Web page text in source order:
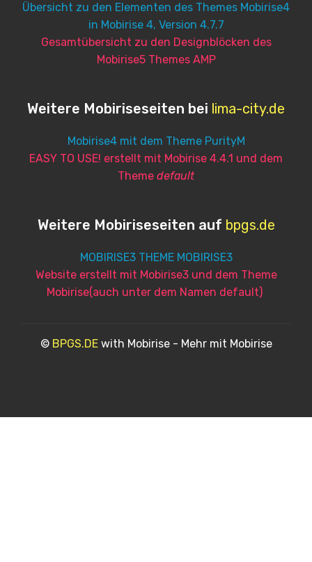
Übersicht zu den Elementen des Themes Mobirise4
in Mobirise 4, Version 4.7.7
Gesamtübersicht zu den Designblöcken des
Mobirise5 Themes AMP
Weitere Mobiriseseiten bei lima-city.de
Mobirise4 mit dem Theme PurityM
EASY TO USE! erstellt mit Mobirise 4.4.1 und dem
Theme default
Weitere Mobiriseseiten auf bpgs.de
MOBIRISE3 THEME MOBIRISE3
Website erstellt mit Mobirise3 und dem Theme
Mobirise(auch unter dem Namen default)
© BPGS.DEwith Mobirise - Mehr mit Mobirise